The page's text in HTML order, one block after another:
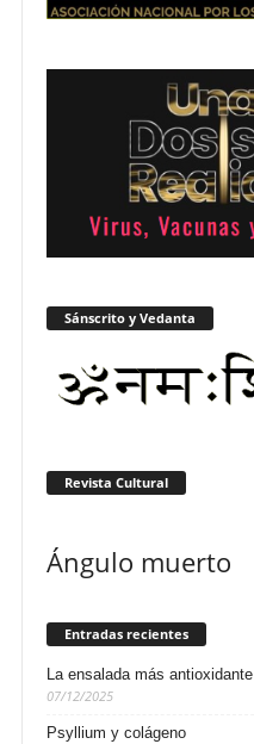
Sánscrito y Vedanta
Revista Cultural
Ángulo muerto
Entradas recientes
La ensalada más antioxidante
07/12/2025
Psyllium y colágeno